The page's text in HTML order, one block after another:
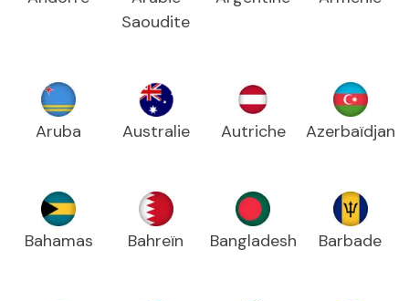
Saoudite
Aruba Australie Autriche Azerbaïdjan
Bahamas Bahreïn Bangladesh Barbade